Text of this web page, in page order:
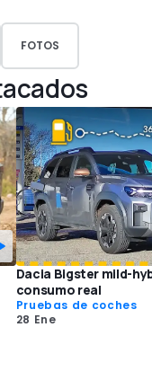
FOTOS
Dacia Bigster mild-
consumo real
Pruebas de coches
28 Ene